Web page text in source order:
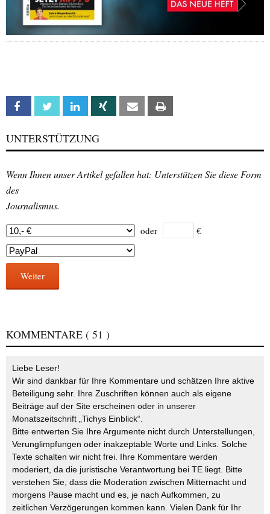
Facebook Twitter Linkedin Xing Email
UNTERSTÜTZUNG
Wenn Ihnen unser Artikel gefallen hat: Unterstützen Sie diese Form
des
Journalismus.
oder €
Weiter
KOMMENTARE ( 51 )
Liebe Leser!
Wir sind dankbar für Ihre Kommentare und schätzen Ihre aktive
Beteiligung sehr. Ihre Zuschriften können auch als eigene
Beiträge auf der Site erscheinen oder in unserer
Monatszeitschrift „Tichys Einblick“.
Bitte entwerten Sie Ihre Argumente nicht durch Unterstellungen,
Verunglimpfungen oder inakzeptable Worte und Links. Solche
Texte schalten wir nicht frei. Ihre Kommentare werden
moderiert, da die juristische Verantwortung bei TE liegt. Bitte
verstehen Sie, dass die Moderation zwischen Mitternacht und
morgens Pause macht und es, je nach Aufkommen, zu
zeitlichen Verzögerungen kommen kann. Vielen Dank für Ihr